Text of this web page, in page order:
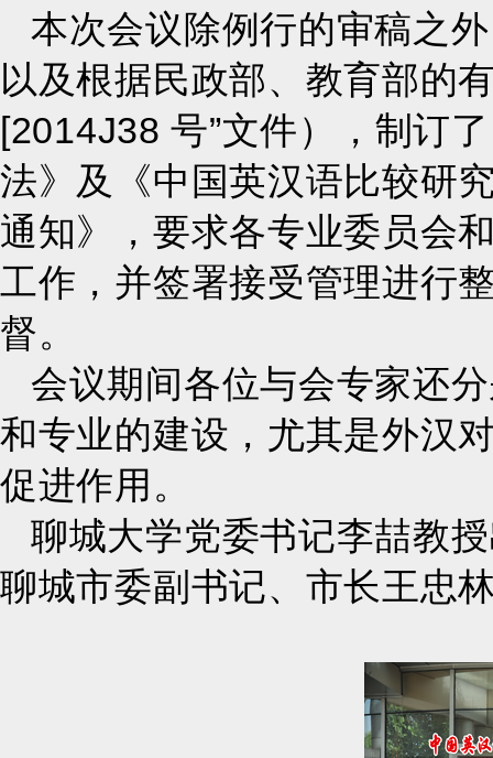
本次会议除例行的审稿之
以及根据民政部、教育部的
[2014J38 号”文件），制订
法》及《中国英汉语比较研
通知》，要求各专业委员会
工作，并签署接受管理进行
督。
会议期间各位与会专家还
和专业的建设，尤其是外汉
促进作用。
聊城大学党委书记李喆教
聊城市委副书记、市长王忠